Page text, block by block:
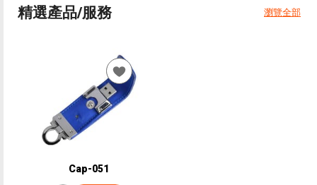
精選產品/服務 瀏覽全部
Cap-051